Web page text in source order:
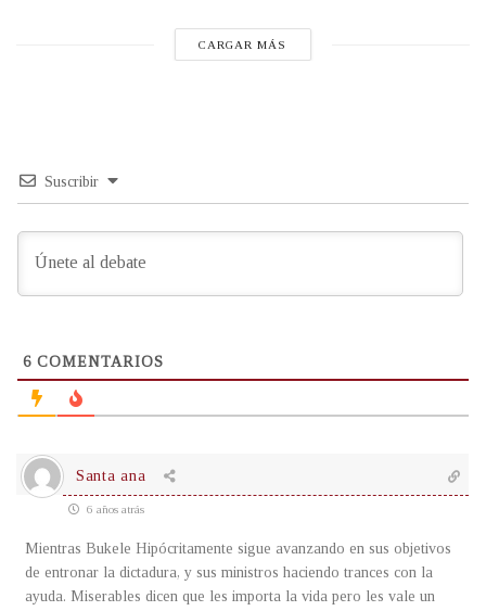
CARGAR MÁS
Suscribir
6 COMENTARIOS
Santa ana
6 años atrás
Mientras Bukele Hipócritamente sigue avanzando en sus objetivos
de entronar la dictadura, y sus ministros haciendo trances con la
ayuda. Miserables dicen que les importa la vida pero les vale un